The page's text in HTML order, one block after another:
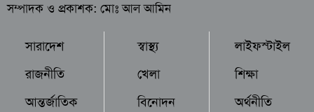
সম্পাদক ও প্রকাশক: মোঃ আল আমিন
সারাদেশ
রাজনীতি
আন্তর্জাতিক
স্বাস্থ্য
খেলা
বিনোদন
লাইফস্টাইল
শিক্ষা
অর্থনীতি